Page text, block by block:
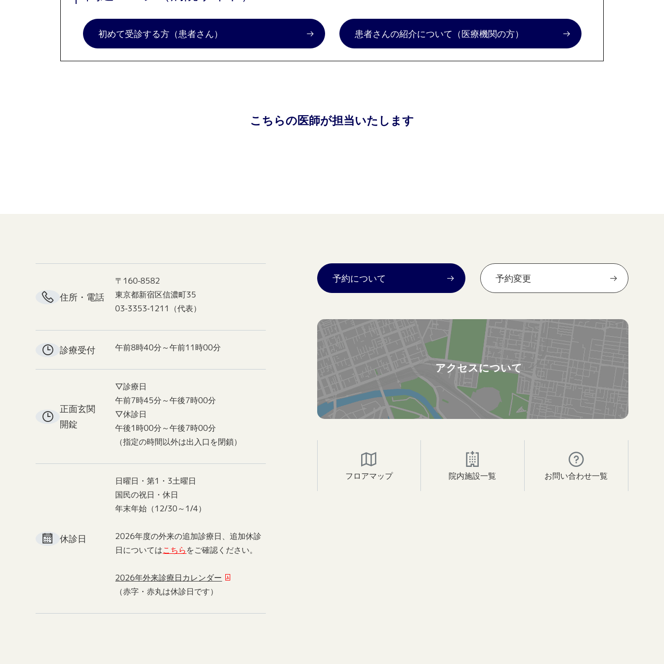
初めて受診する方（患者さん） 患者さんの紹介について （医療機関の方）
こちらの医師が担当いたします
住所・電話
〒160-8582
東京都新宿区信濃町35
03-3353-1211（代表）
診療受付 午前8時40分～午前11時00分
正面玄関
開錠
▽診療日
午前7時45分～午後7時00分
▽休診日
午後1時00分～午後7時00分
（指定の時間以外は出入口を閉鎖）
休診日
日曜日・第1・3土曜日
国民の祝日・休日
年末年始（12/30～1/4）
2026年度の外来の追加診療日、追加休診
日についてはこちらをご確認ください。
2026年外来診療日カレンダー
（赤字・赤丸は休診日です）
予約について 予約変更
アクセスについて
フロアマップ 院内施設一覧 お問い合わせ一覧